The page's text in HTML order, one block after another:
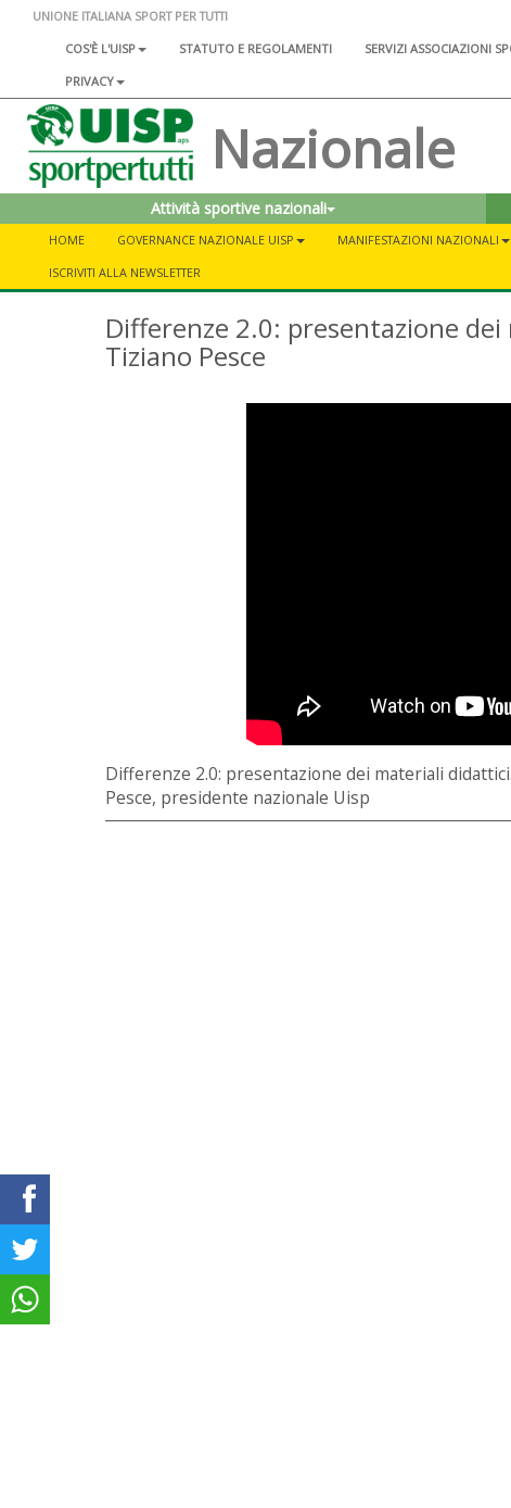
UNIONE ITALIANA SPORT PER TUTTI
COS'È L'UISP
STATUTO E REGOLAMENTI SERVIZI ASSOCIAZIONI
PRIVACY
Nazionale
Attività sportive nazionali
HOME GOVERNANCE NAZIONALE UISP MANIFESTAZIONI NAZIONALI
ISCRIVITI ALLA NEWSLETTER
Differenze 2.0: presentazione
Tiziano Pesce
Differenze 2.0: presentazione dei materiali
Pesce, presidente nazionale Uisp